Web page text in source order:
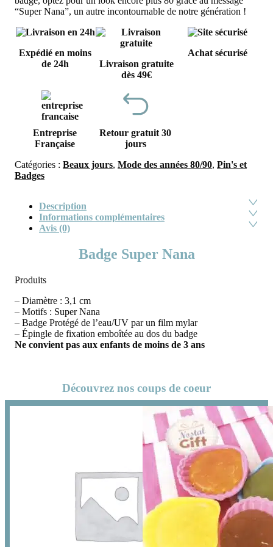
“Super Nana”, un autre incontournable de notre génération !
Expédié en moins
de 24h
Livraison gratuite
dès 49€
Achat sécurisé
Entreprise
Française
Retour gratuit 30
jours
Catégories : Beaux jours, Mode des années 80/90, Pin's et
Badges
Description
Informations complémentaires
Avis (0)
Badge Super Nana
Produits
– Diamètre : 3,1 cm
– Motifs : Super Nana
– Badge Protégé de l’eau/UV par un film mylar
– Épingle de fixation emboîtée au dos du badge
Ne convient pas aux enfants de moins de 3 ans
Découvrez nos coups de coeur